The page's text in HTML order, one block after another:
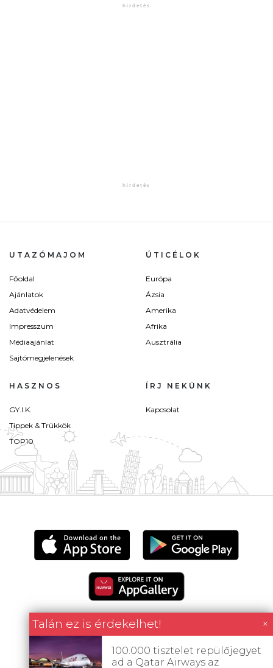
Talán ez is érdekelhet! ×
100.000 tisztelet repülőjegyet
ad a Qatar Airways az
UTAZÓMAJOM
Főoldal
Ajánlatok
Adatvédelem
Impresszum
Médiaajánlat
Sajtómegjelenések
ÚTICÉLOK
Európa
Ázsia
Amerika
Afrika
Ausztrália
HASZNOS
GY.I.K.
Tippek & Trükkök
TOP10
ÍRJ NEKÜNK
Kapcsolat
Minden tartalom jogvédett © 2026 Utazómajom.